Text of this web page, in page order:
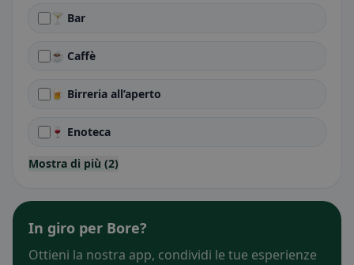
🍸 Bar
☕ Caffè
🍺 Birreria all’aperto
🍷 Enoteca
Mostra di più (2)
In giro per Bore?
Ottieni la nostra app, condividi le tue esperienze